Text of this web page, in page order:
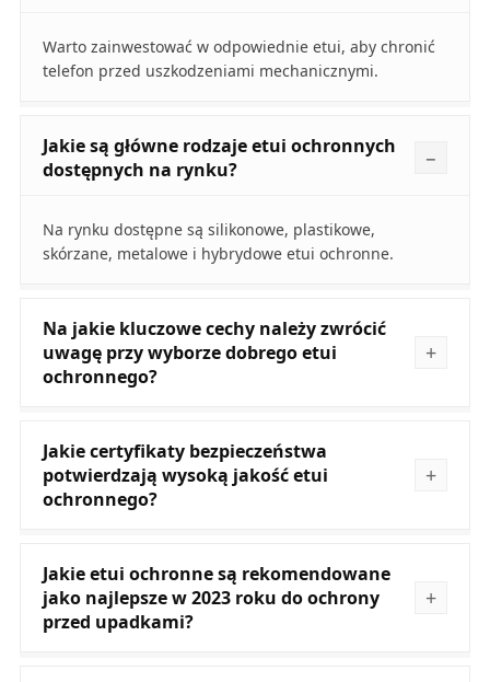
Warto zainwestować w odpowiednie etui, aby chronić
telefon przed uszkodzeniami mechanicznymi.
Jakie są główne rodzaje etui ochronnych
dostępnych na rynku?
Na rynku dostępne są silikonowe, plastikowe,
skórzane, metalowe i hybrydowe etui ochronne.
Na jakie kluczowe cechy należy zwrócić
uwagę przy wyborze dobrego etui
ochronnego?
Jakie certyfikaty bezpieczeństwa
potwierdzają wysoką jakość etui
ochronnego?
Jakie etui ochronne są rekomendowane
jako najlepsze w 2023 roku do ochrony
przed upadkami?